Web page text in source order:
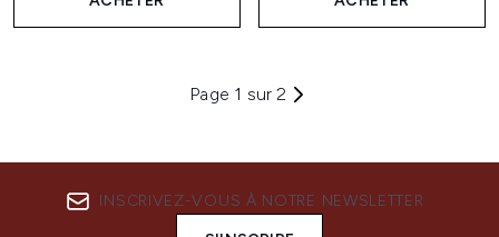
Page 1 sur 2
INSCRIVEZ-VOUS À NOTRE NEWSLETTER